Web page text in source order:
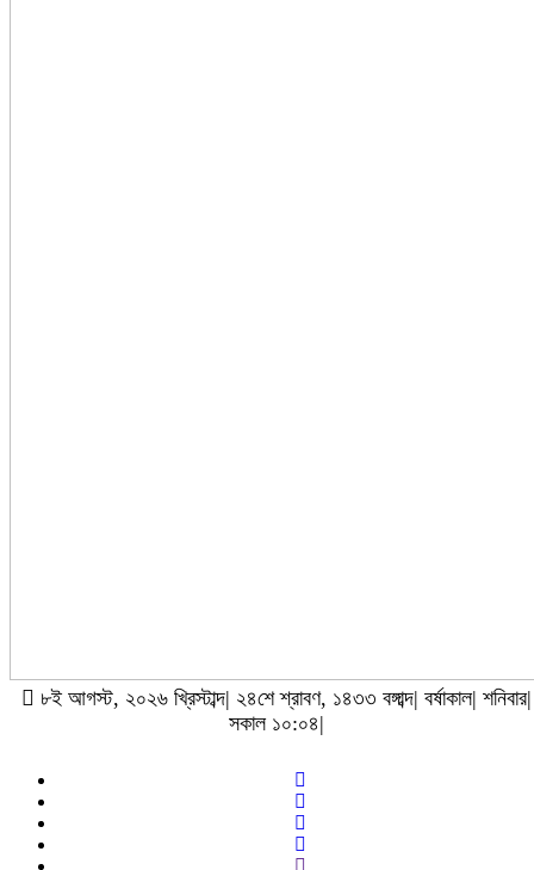
৮ই আগস্ট, ২০২৬ খ্রিস্টাব্দ| ২৪শে শ্রাবণ, ১৪৩৩ বঙ্গাব্দ| বর্ষাকাল| শনিবার|
সকাল ১০:০৪|